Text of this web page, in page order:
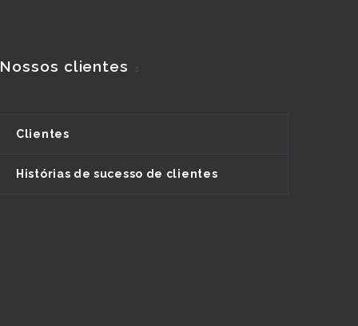
Nossos clientes
Clientes
Histórias de sucesso de clientes